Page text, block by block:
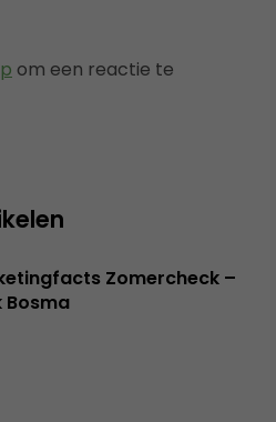
om een reactie te
Zomercheck –
Bosma